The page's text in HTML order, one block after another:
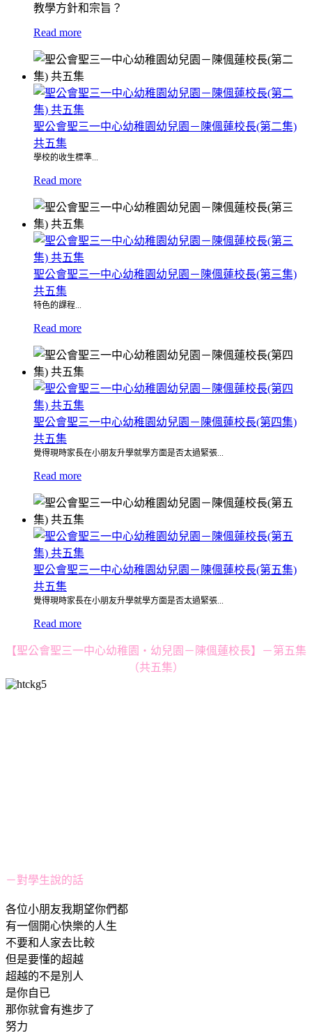
教學方針和宗旨？
Read more
聖公會聖三一中心幼稚園幼兒園－陳偑蓮校長(第二集)
共五集
學校的收生標準...
Read more
聖公會聖三一中心幼稚園幼兒園－陳偑蓮校長(第三集)
共五集
特色的課程...
Read more
聖公會聖三一中心幼稚園幼兒園－陳偑蓮校長(第四集)
共五集
覺得現時家長在小朋友升學就學方面是否太過緊張...
Read more
聖公會聖三一中心幼稚園幼兒園－陳偑蓮校長(第五集)
共五集
覺得現時家長在小朋友升學就學方面是否太過緊張...
Read more
【聖公會聖三一中心幼稚園・幼兒園－陳偑蓮校長】－第五集
（共五集）
－對學生說的話
各位小朋友我期望你們都
有一個開心快樂的人生
不要和人家去比較
但是要懂的超越
超越的不是別人
是你自已
那你就會有進步了
努力